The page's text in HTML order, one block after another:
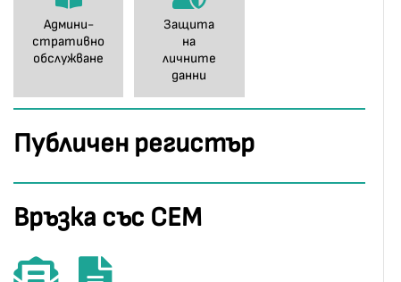
Админи-
стративно
обслужване
Защита
на
личните
данни
Публичен регистър
Връзка със СЕМ